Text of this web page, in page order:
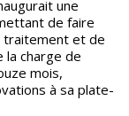
une
de faire
traitement et de
la charge de
mois,
à sa plate-